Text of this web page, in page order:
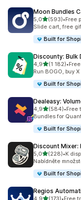
Moon Bundles
5,0z 5 hvězd
(593)
Celkový počet
•Free
Slide cart, free
Built for
Discounty: Bulk
4,9z 5 hvězd
(1 182)
Celkový počet
•
Run BOGO, buy
Built for
Dealeasy:
4,9z 5 hvězd
(584)
Celkový počet
•Free
Bundles for
Built for
Discount Mixer:
5,0z 5 hvězd
(228)
Celkový počet
•K
Nabídněte
Built for
Regios
4,9z 5 hvězd
(173)•Free